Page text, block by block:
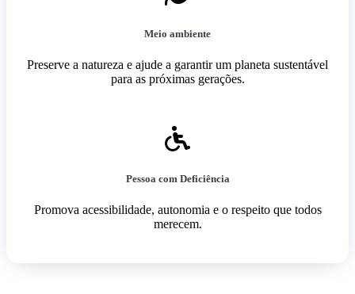
Meio ambiente
Preserve a natureza e ajude a garantir um planeta sustentável
para as próximas gerações.
Pessoa com Deficiência
Promova acessibilidade, autonomia e o respeito que todos
merecem.